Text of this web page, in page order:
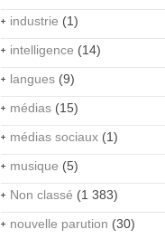
industrie (1)
intelligence (14)
langues (9)
médias (15)
médias sociaux (1)
musique (5)
Non classé (1 383)
nouvelle parution (30)